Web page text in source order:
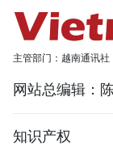
主管部门：越南通讯社
网站总编辑：
知识产权